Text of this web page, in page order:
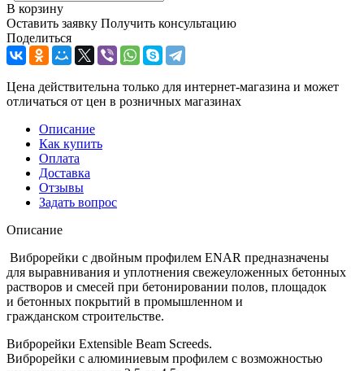
В корзину
Оставить заявку Получить консультацию
Поделиться
Цена действительна только для интернет-магазина и может
отличаться от цен в розничных магазинах
Описание
Как купить
Оплата
Доставка
Отзывы
Задать вопрос
Описание
Виброрейки с двойным профилем ENAR предназначены
для выравнивания и уплотнения свежеуложенных бетонных
растворов и смесей при бетонировании полов, площадок
и бетонных покрытий в промышленном и
гражданском строительстве.
Виброрейки Extensible Beam Screeds.
Виброрейки с алюминиевым профилем с возможностью